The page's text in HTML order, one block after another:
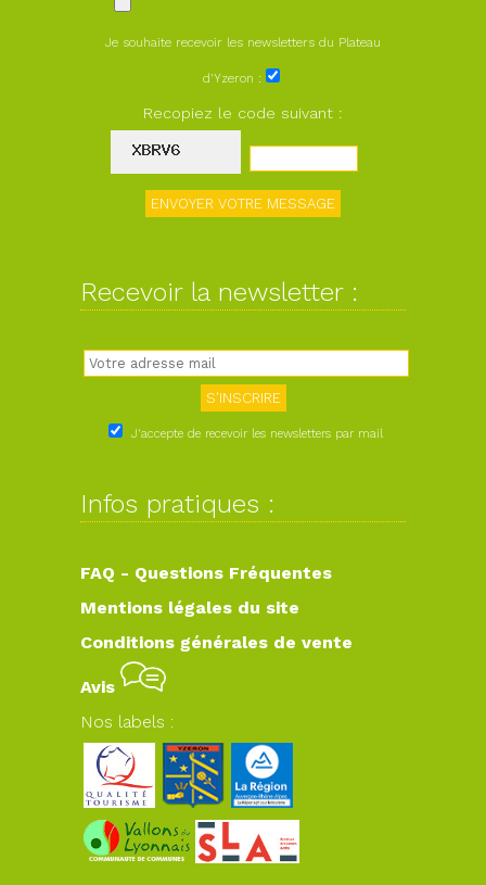
Je souhaite recevoir les newsletters du Plateau
d'Yzeron :
Recopiez le code suivant :
Recevoir la newsletter :
J'accepte de recevoir les newsletters par mail
Infos pratiques :
FAQ - Questions Fréquentes
Mentions légales du site
Conditions générales de vente
Avis
Nos labels :